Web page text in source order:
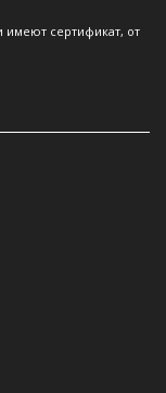
имеют сертификат, от